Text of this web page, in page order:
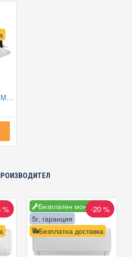
Касетъчен климатик Midea MCA3U-12HRFNX-QRD0W/MOX230-12HFN8-QRD0W, 12 000 BTU, Клас A++
% Безплатен монтаж
Безплатна доставка
5г. гаранция
-20 %